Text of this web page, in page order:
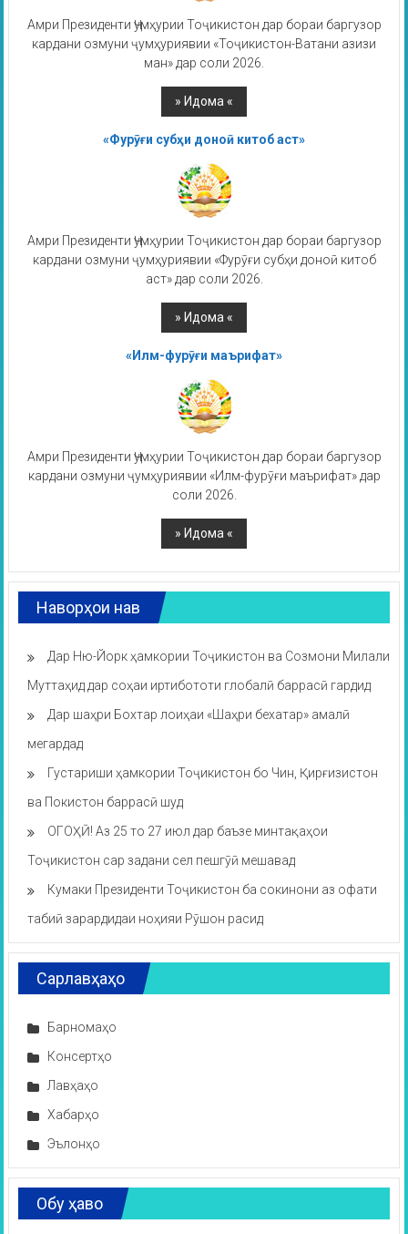
Амри Президенти Ҷумҳурии Тоҷикистон дар бораи баргузор
кардани озмуни ҷумҳуриявии «Тоҷикистон-Ватани азизи
ман» дар соли 2026.
«Фурӯғи субҳи доноӣ китоб аст»
Амри Президенти Ҷумҳурии Тоҷикистон дар бораи баргузор
кардани озмуни ҷумҳуриявии «Фурӯғи субҳи доноӣ китоб
аст» дар соли 2026.
«Илм-фурӯғи маърифат»
Амри Президенти Ҷумҳурии Тоҷикистон дар бораи баргузор
кардани озмуни ҷумҳуриявии «Илм-фурӯғи маърифат» дар
соли 2026.
Наворҳои нав
Дар Ню-Йорк ҳамкории Тоҷикистон ва Созмони Милали
Муттаҳид дар соҳаи иртибототи глобалӣ баррасӣ гардид
Дар шаҳри Бохтар лоиҳаи «Шаҳри бехатар» амалӣ
мегардад
Густариши ҳамкории Тоҷикистон бо Чин, Қирғизистон
ва Покистон баррасӣ шуд
ОГОҲӢ! Аз 25 то 27 июл дар баъзе минтақаҳои
Тоҷикистон сар задани сел пешгӯӣ мешавад
Кумаки Президенти Тоҷикистон ба сокинони аз офати
табиӣ зарардидаи ноҳияи Рӯшон расид
Сарлавҳаҳо
Барномаҳо
Консертҳо
Лавҳаҳо
Хабарҳо
Эълонҳо
Обу ҳаво